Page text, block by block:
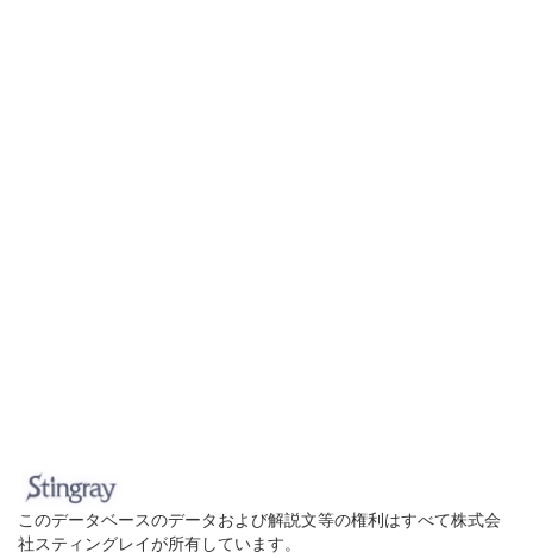
このデータベースのデータおよび解説文等の権利はすべて株式会
社スティングレイが所有しています。